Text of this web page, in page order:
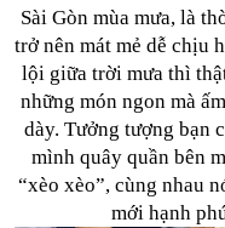
Sài Gòn mùa mưa, là
trở nên mát mẻ dễ chịu
lội giữa trời mưa thì
những món ngon mà
dày. Tưởng tượng bạn
mình quây quần bên
“xèo xèo”, cùng nhau
mới hạnh